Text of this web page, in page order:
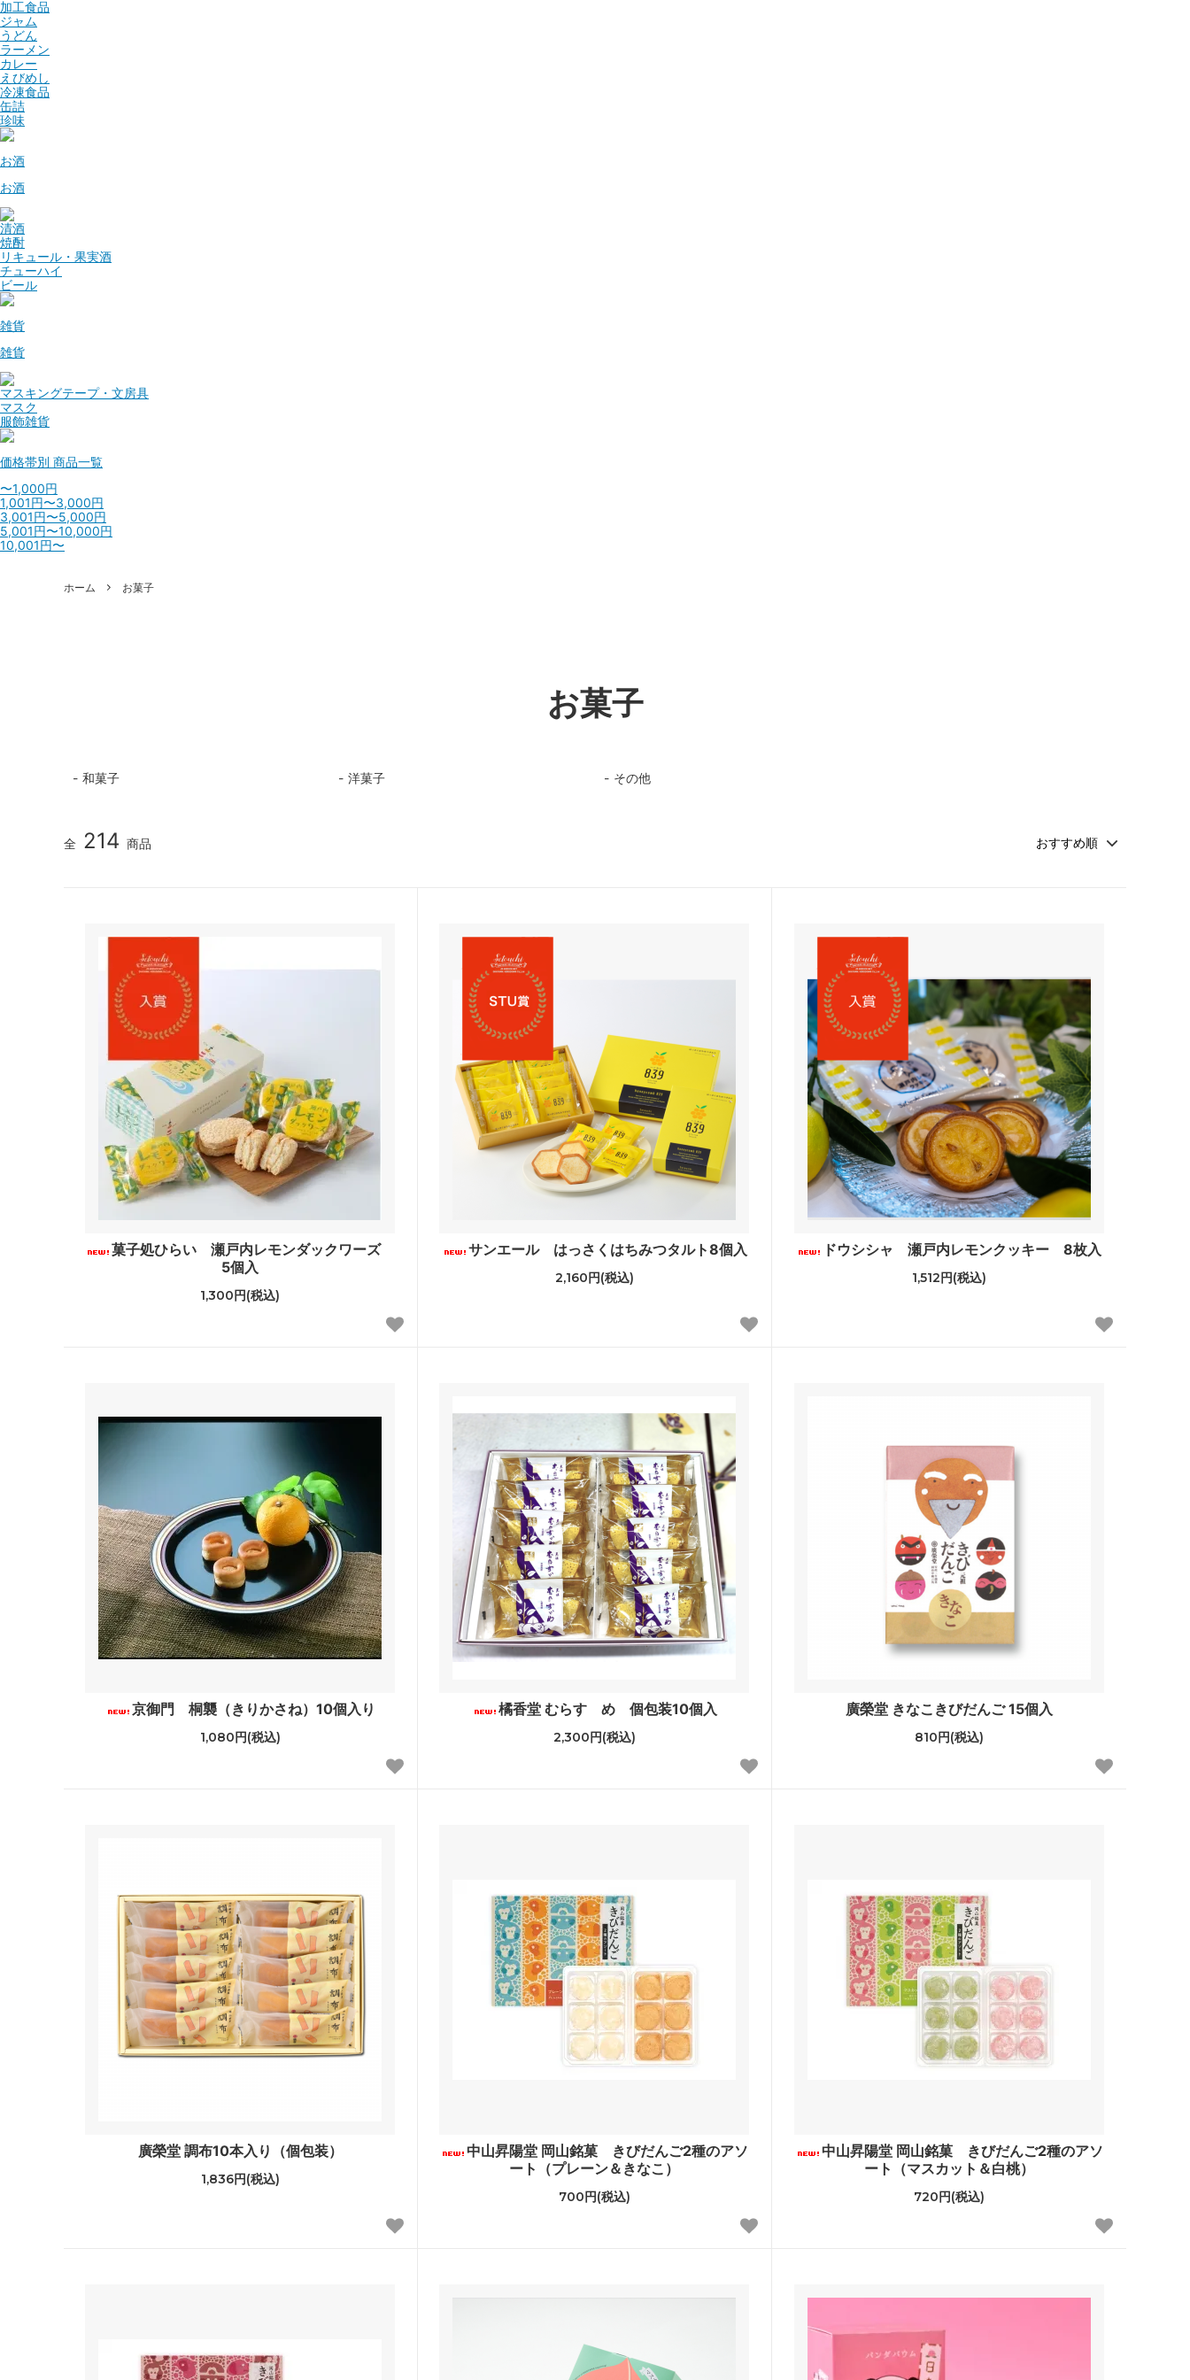
加工食品
ジャム
うどん
ラーメン
カレー
えびめし
冷凍食品
缶詰
珍味
お酒
お酒
清酒
焼酎
リキュール・果実酒
チューハイ
ビール
雑貨
雑貨
マスキングテープ・文房具
マスク
服飾雑貨
価格帯別 商品一覧
〜1,000円
1,001円〜3,000円
3,001円〜5,000円
5,001円〜10,000円
10,001円〜
ホーム お菓子
お菓子
和菓子 洋菓子 その他
全 214 商品
菓子処ひらい 瀬戸内レモンダックワーズ
5個入
1,300円(税込)
サンエール はっさくはちみつタルト8個入
2,160円(税込)
ドウシシャ 瀬戸内レモンクッキー 8枚入
1,512円(税込)
京御門 桐襲（きりかさね）10個入り
1,080円(税込)
橘香堂 むらすゞめ 個包装10個入
2,300円(税込)
廣榮堂 きなこきびだんご 15個入
810円(税込)
廣榮堂 調布10本入り（個包装）
1,836円(税込)
中山昇陽堂 岡山銘菓 きびだんご2種のアソ
ート（プレーン＆きなこ）
700円(税込)
中山昇陽堂 岡山銘菓 きびだんご2種のアソ
ート（マスカット＆白桃）
720円(税込)